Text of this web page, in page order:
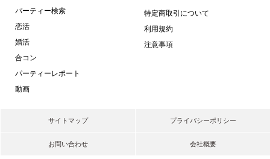
パーティー検索
恋活
婚活
合コン
パーティーレポート
動画
特定商取引について
利用規約
注意事項
サイトマップ プライバシーポリシー
お問い合わせ 会社概要